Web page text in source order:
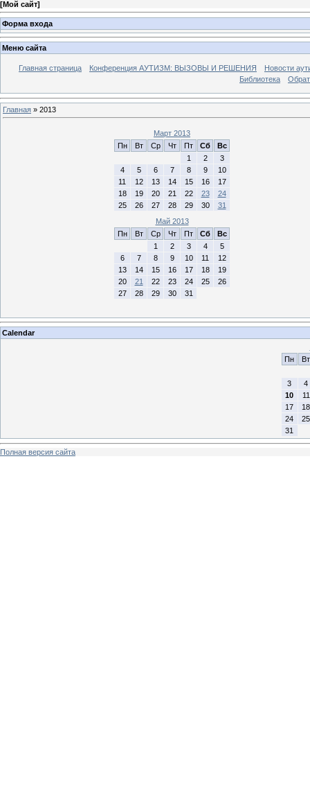
[Мой сайт]
Форма входа
Меню сайта
Главная страница Конференция АУТИЗМ: ВЫЗОВЫ И РЕШЕНИЯ
Новости
Библиотека
Главная » 2013
Март 2013
Пн
Вт Ср Чт Пт Сб
Вс
1
2
3
4
5 6 7 8 9
10
11
12 13 14 15 16
17
18
19 20 21 22 23
24
25
26 27 28 29 30
31
Май 2013
Пн
Вт Ср Чт Пт Сб
Вс
1
2 3 4
5
6
7 8 9 10 11
12
13
14 15 16 17 18
19
20
21 22 23 24 25
26
27
28 29 30 31
Calendar
Пн
Вт
3
4
10
11
17
18
24
25
31
Полная версия сайта